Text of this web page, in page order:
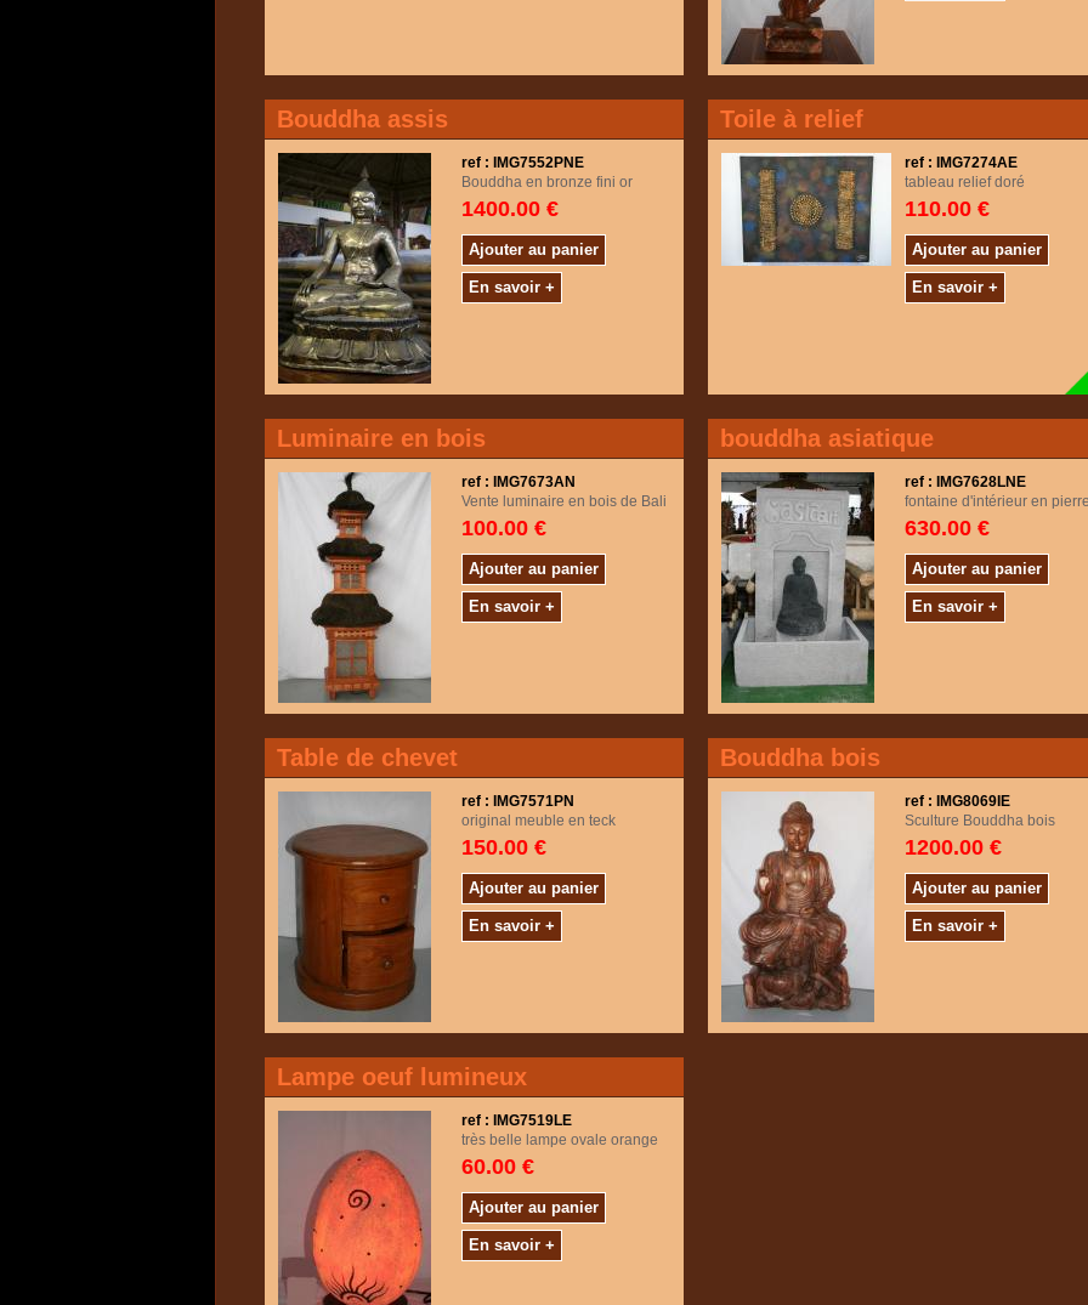
Bouddha assis
ref : IMG7552PNE
Bouddha en bronze fini or
1400.00 €
Ajouter au panier
En savoir +
Toile à relief
ref : IMG7274AE
tableau relief doré
110.00 €
Ajouter au panier
En savoir +
Luminaire en bois
ref : IMG7673AN
Vente luminaire en bois de Bali
100.00 €
Ajouter au panier
En savoir +
bouddha asiatique
ref : IMG7628LNE
fontaine d'intérieur en
630.00 €
Ajouter au panier
En savoir +
Table de chevet
ref : IMG7571PN
original meuble en teck
150.00 €
Ajouter au panier
En savoir +
Bouddha bois
ref : IMG8069IE
Sculture Bouddha bois
1200.00 €
Ajouter au panier
En savoir +
Lampe oeuf lumineux
ref : IMG7519LE
très belle lampe ovale orange
60.00 €
Ajouter au panier
En savoir +